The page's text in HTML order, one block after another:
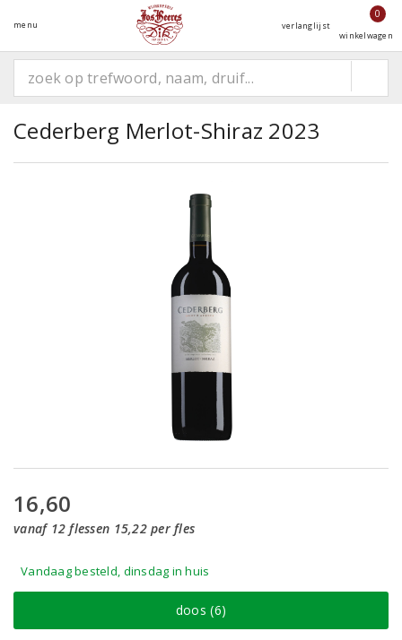
menu verlanglijst
0
winkelwagen
Cederberg Merlot-Shiraz 2023
16,60
vanaf 12 flessen 15,22 per fles
Vandaag besteld, dinsdag in huis
doos (6)